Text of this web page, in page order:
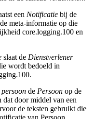
een Notificatie bij de
meta-informatie op die
core.logging.100 en
slaat de Dienstverlener
wordt bedoeld in
de Persoon op de
dat door middel van een
de teksten gebruikt die